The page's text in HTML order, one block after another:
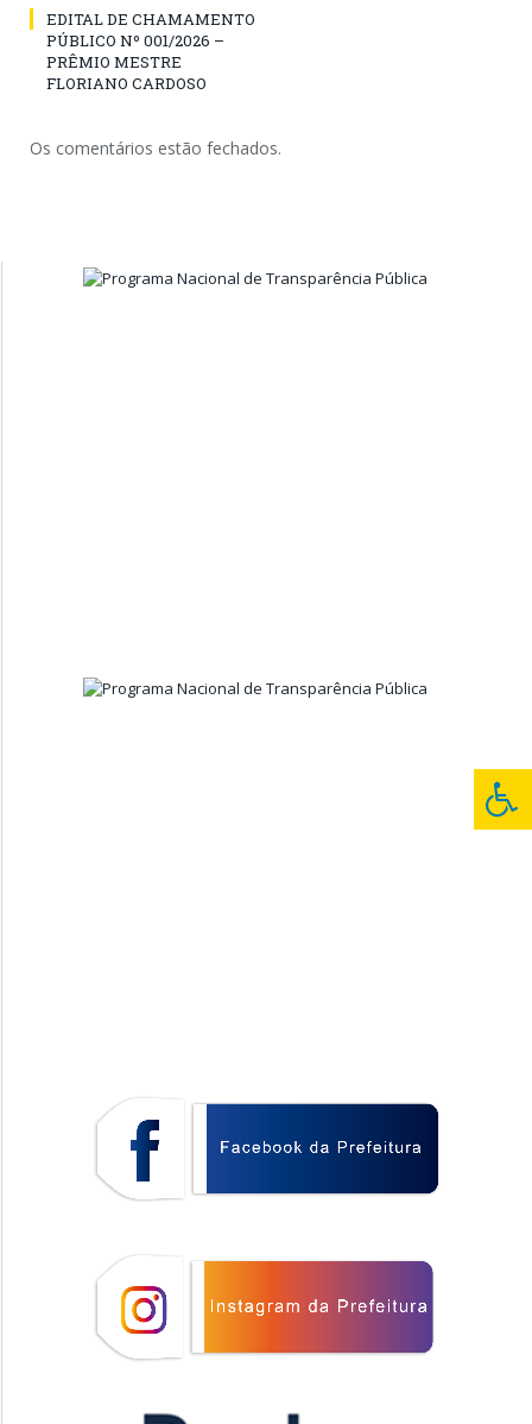
EDITAL DE CHAMAMENTO
PÚBLICO Nº 001/2026 –
PRÊMIO MESTRE
FLORIANO CARDOSO
Os comentários estão fechados.